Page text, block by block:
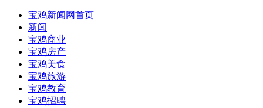
宝鸡新闻网首页
新闻
宝鸡商业
宝鸡房产
宝鸡美食
宝鸡旅游
宝鸡教育
宝鸡招聘